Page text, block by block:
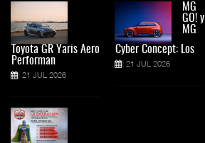
Toyota GR Yaris Aero
Performan
21 JUL 2026
MG
GO! y
MG
Cyber Concept: Los
21 JUL 2026